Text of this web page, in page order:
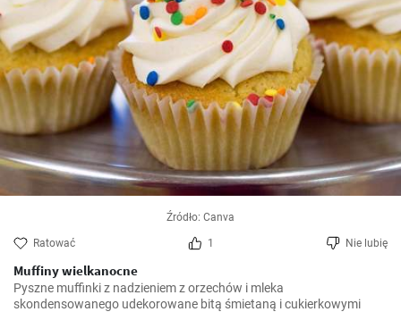
Źródło: Canva
Ratować 1 Nie lubię
Muffiny wielkanocne
Pyszne muffinki z nadzieniem z orzechów i mleka
skondensowanego udekorowane bitą śmietaną i cukierkowymi